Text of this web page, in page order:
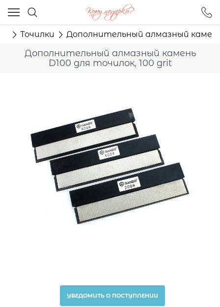
Точилки Дополнительный алмазный
Дополнительный алмазный камень
D100 для точилок, 100 grit
УВЕДОМИТЬ О ПОСТУПЛЕНИИ
Ваш город - Москва,
угадали?
ДА НЕТ